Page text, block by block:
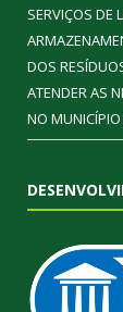
SERVIÇOS DE
DOS
ATENDER AS
NO